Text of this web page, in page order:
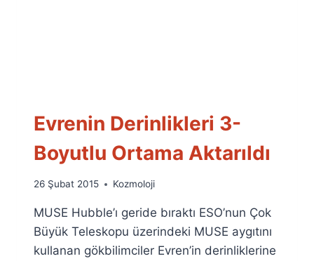
Evrenin Derinlikleri 3-
Boyutlu Ortama Aktarıldı
By
Fuat
Özyar
26 Şubat 2015 Kozmoloji
MUSE Hubble’ı geride bıraktı ESO’nun Çok
Büyük Teleskopu üzerindeki MUSE aygıtını
kullanan gökbilimciler Evren’in derinliklerine